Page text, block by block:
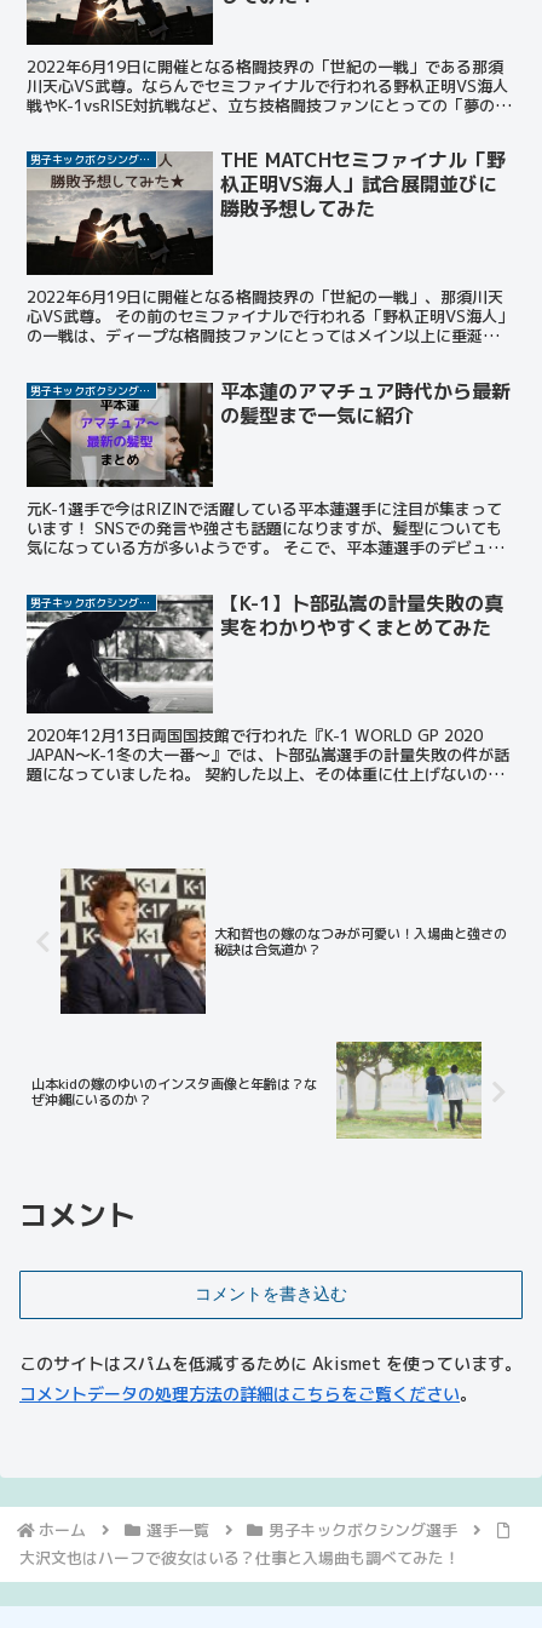
2022年6月19日に開催となる格闘技界の「世紀の一戦」である那須
川天心VS武尊。ならんでセミファイナルで行われる野杁正明VS海人
戦やK-1vsRISE対抗戦など、立ち技格闘技ファンにとっての「夢のカ
男子キックボクシング選手
THE MATCHセミファイナル「野
杁正明VS海人」試合展開並びに
勝敗予想してみた
2022年6月19日に開催となる格闘技界の「世紀の一戦」、那須川天
心VS武尊。 その前のセミファイナルで行われる「野杁正明VS海人」
の一戦は、ディープな格闘技ファンにとってはメイン以上に垂涎の
男子キックボクシング選手
平本蓮のアマチュア時代から最新
の髪型まで一気に紹介
元K-1選手で今はRIZINで活躍している平本蓮選手に注目が集まって
います！ SNSでの発言や強さも話題になりますが、髪型についても
気になっている方が多いようです。 そこで、平本蓮選手のデビュー
男子キックボクシング選手
【K-1】卜部弘嵩の計量失敗の真
実をわかりやすくまとめてみた
2020年12月13日両国国技館で行われた『K-1 WORLD GP 2020
JAPAN～K-1冬の大一番～』では、卜部弘嵩選手の計量失敗の件が話
題になっていましたね。 契約した以上、その体重に仕上げないのは
大和哲也の嫁のなつみが可愛い！入場曲と強さの
秘訣は合気道か？
山本kidの嫁のゆいのインスタ画像と年齢は？な
ぜ沖縄にいるのか？
コメント
コメントを書き込む
このサイトはスパムを低減するために Akismet を使っています。
コメントデータの処理方法の詳細はこちらをご覧ください。
ホーム 選手一覧
男子キックボクシング選手
大沢文也はハーフで彼女はいる？仕事と入場曲も調べてみた！